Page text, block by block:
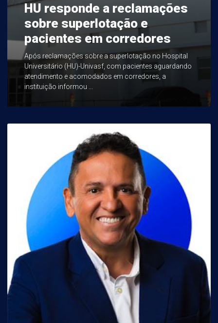
HU responde a reclamações
sobre superlotação e
pacientes em corredores
Após reclamações sobre a superlotação no Hospital
Universitário (HU)-Univasf, com pacientes aguardando
atendimento e acomodados em corredores, a
instituição informou ...